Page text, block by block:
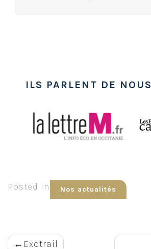
ILS PARLENT DE NOUS
Posted in Nos actualités
Exotrail